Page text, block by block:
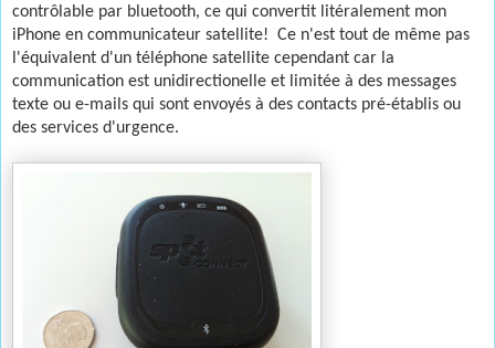
contrôlable par bluetooth, ce qui convertit litéralement mon
iPhone en communicateur satellite! Ce n'est tout de même pas
l'équivalent d'un téléphone satellite cependant car la
communication est unidirectionelle et limitée à des messages
texte ou e-mails qui sont envoyés à des contacts pré-établis ou
des services d'urgence.